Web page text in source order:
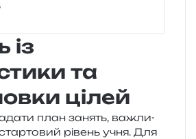
із
та
цілей
план занять, важли­
рівень учня. Для